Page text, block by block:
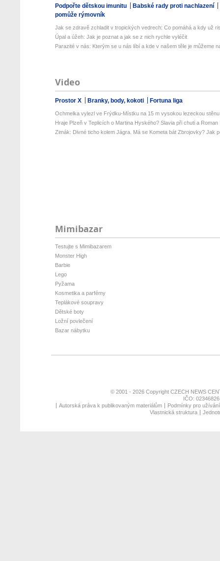
Podpořte dětskou imunitu
Babské rady proti nachlazení
pomůže rýmovník
Jak se zdravě zchladit v tropických vedrech: Co pomáhá a kdy už
Úpal a úžeh: Jak je poznat a jak se z nich rychle vyléčit
Parazité v nás: Kterým se u nás líbí a kde v našem těle je můžeme
Video
Prostor X Branky, body, kokoti Fortuna liga
Ochmelka vylezl ve Frýdku-Místku na 15 m vysokou lezeckou
Hraje Plzeň v Teplicích o Martina Hyského? Slavia při chuti a Roman
Zimák: Divné ticho kolem Jágra. Má se Kometa bát Zbrojovky? Jak
Mimibazar
Testujte s Mimibazarem
Monster High
Barbie
Lego
Pyžama
Kosmetika a parfémy
Teplákové soupravy
Dětské boty
Ložní povlečení
Bazar nábytku
© 2001 - 2026 Copyright CZECH NEWS
IČO:
Autorská práva k publikovaným materiálům
Podmínky pro
Vlastnická struktura